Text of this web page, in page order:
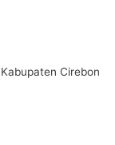
Cirebon